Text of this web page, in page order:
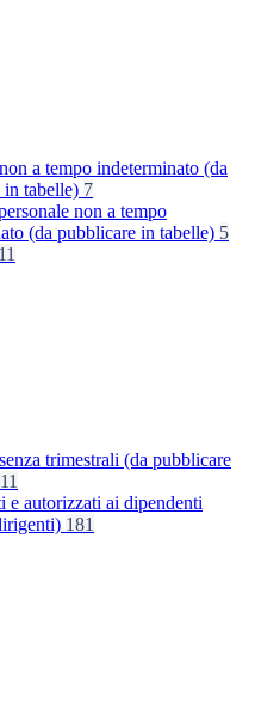
a tempo indeterminato (da
in tabelle) 7
non a tempo
(da pubblicare in tabelle) 5
11
trimestrali (da pubblicare
11
e autorizzati ai dipendenti
181